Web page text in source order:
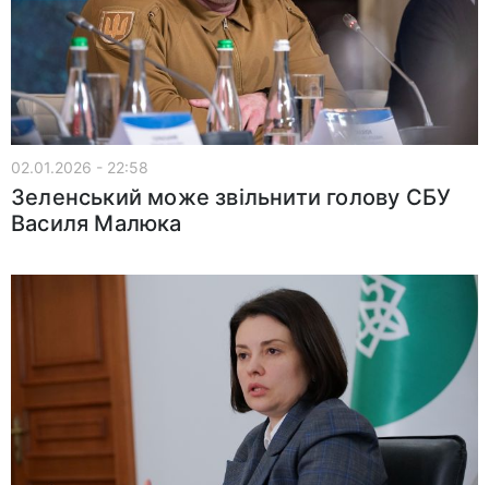
02.01.2026 - 22:58
Зеленський може звільнити голову СБУ
Василя Малюка